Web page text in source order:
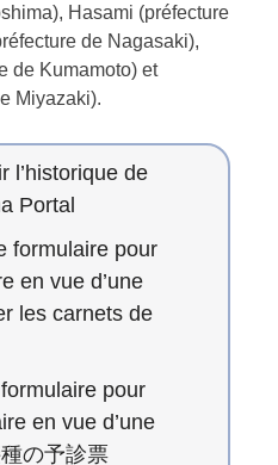
Hasami (préfecture
de Nagasaki),
de Kumamoto) et
Miyazaki).
l’historique de
Portal
formulaire pour
en vue d’une
les carnets de
pour
en vue d’une
の予診票